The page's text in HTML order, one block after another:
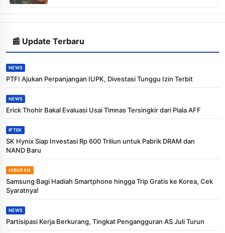
📰 Update Terbaru
NEWS
PTFI Ajukan Perpanjangan IUPK, Divestasi Tunggu Izin Terbit
NEWS
Erick Thohir Bakal Evaluasi Usai Timnas Tersingkir dari Piala AFF
IPTEK
SK Hynix Siap Investasi Rp 600 Triliun untuk Pabrik DRAM dan
NAND Baru
HIBURAN
Samsung Bagi Hadiah Smartphone hingga Trip Gratis ke Korea, Cek
Syaratnya!
NEWS
Partisipasi Kerja Berkurang, Tingkat Pengangguran AS Juli Turun